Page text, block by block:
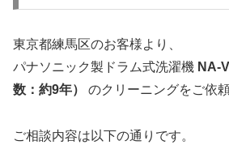
東京都練馬区のお客様より、
パナソニック製ドラム式洗濯機 NA-
数：約9年）
のクリーニングをご依
ご相談内容は以下の通りです。